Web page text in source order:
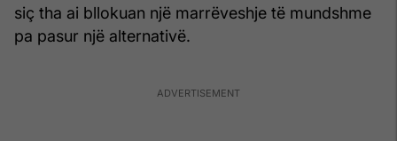
siç tha ai bllokuan një marrëveshje të mundshme
pa pasur një alternativë.